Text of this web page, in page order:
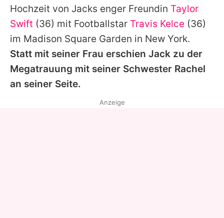
Datenschutzerklärung
Utiq verwalten
Hochzeit von Jacks enger Freundin Taylor
Swift (36) mit Footballstar Travis Kelce (36)
im Madison Square Garden in New York.
Statt mit seiner Frau erschien Jack zu der
Megatrauung mit seiner Schwester Rachel
an seiner Seite.
Anzeige